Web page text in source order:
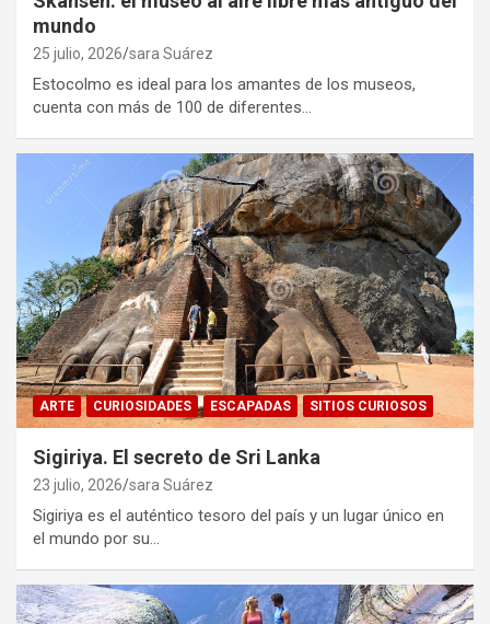
mundo
25 julio, 2026 sara Suárez
Estocolmo es ideal para los amantes de los museos,
cuenta con más de 100 de diferentes…
ARTE CURIOSIDADES ESCAPADAS SITIOS CURIOSOS
Sigiriya. El secreto de Sri Lanka
23 julio, 2026 sara Suárez
Sigiriya es el auténtico tesoro del país y un lugar único en
el mundo por su…